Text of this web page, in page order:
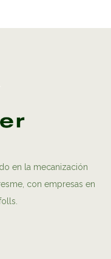
en la mecanización
con empresas en